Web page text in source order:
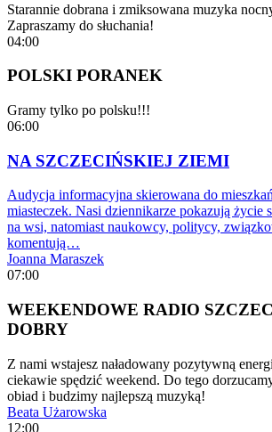
Starannie dobrana i zmiksowana muzyka
Zapraszamy do słuchania!
04:00
POLSKI PORANEK
Gramy tylko po polsku!!!
06:00
NA SZCZECIŃSKIEJ ZIEMI
Audycja informacyjna skierowana do
miasteczek. Nasi dziennikarze pokazują życie
na wsi, natomiast naukowcy, politycy,
komentują…
Joanna Maraszek
07:00
WEEKENDOWE RADIO
DOBRY
Z nami wstajesz naładowany pozytywną
ciekawie spędzić weekend. Do tego
obiad i budzimy najlepszą muzyką!
Beata Użarowska
12:00